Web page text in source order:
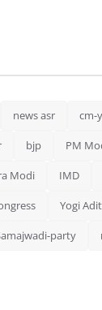
news asr cm-
bjp PM
Modi IMD
Yogi
party